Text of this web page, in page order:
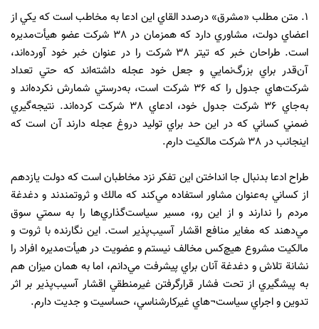
1. متن مطلب «مشرق» درصدد القاي اين ادعا به مخاطب است كه يكي از
اعضاي دولت، مشاوري دارد كه همزمان در 38 شركت عضو هيأت‌مديره
است. طراحان خبر كه تيتر 38 شركت را در عنوان خبر خود آورده‌اند،
آن‌قدر براي بزرگ‌نمايي و جعل خود عجله داشته‌اند كه حتي تعداد
شركت‌هاي جدول را كه 36 شركت است، به‌درستي شمارش نكرده‌اند و
به‌جاي 36 شركت جدول خود، ادعاي 38 شركت كرده‌اند. نتيجه‌گيري
ضمني كساني كه در اين حد براي توليد دروغ عجله دارند آن است كه
اينجانب در 38 شركت مالكيت دارم.
طراح ادعا بدنبال جا انداختن اين تفكر نزد مخاطبان است كه دولت يازدهم
از كساني به‌عنوان مشاور استفاده مي‌كند كه مالك و ثروتمندند و دغدغة
مردم را ندارند و از اين رو، مسير سياست‌گذاري‌ها را به سمتي سوق
مي‌دهند كه مغاير منافع اقشار آسيب‌پذير است. اين نگارنده با ثروت و
مالكيت مشروع هيچ‌كس مخالف نيستم و عضويت در هيأت‌مديره افراد را
نشانة تلاش و دغدغة آنان براي پيشرفت مي‌دانم، اما به همان ميزان هم
به پيشگيري از تحت فشار قرارگرفتن غير‌منطقي اقشار آسيب‌پذير بر اثر
تدوين و اجراي سياست¬هاي غيركارشناسي، حساسيت و جديت دارم.